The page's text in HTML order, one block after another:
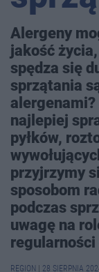
Alergeny
jakość
spędza się
sprzątania
najlepiej
pyłków,
przyjrzymy
sposobom
podczas
uwagę na
regularności
REGION 28 SIERPNIA